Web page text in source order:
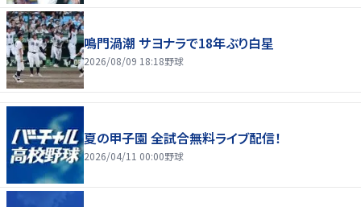
鳴門渦潮 サヨナラで18年ぶり白星
2026/08/09 18:18野球
夏の甲子園 全試合無料ライブ配信！
2026/04/11 00:00野球